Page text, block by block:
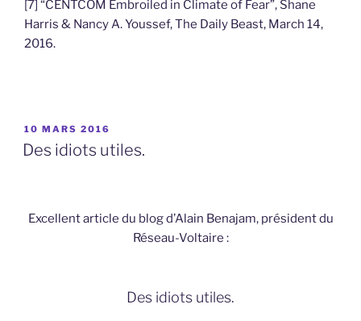
[7] “CENTCOM Embroiled in Climate of Fear”, Shane
Harris & Nancy A. Youssef, The Daily Beast, March 14,
2016.
PUBLIÉ
LE
10 MARS 2016
Des idiots utiles.
Excellent article du blog d’Alain Benajam, président du
Réseau-Voltaire :
Des idiots utiles.